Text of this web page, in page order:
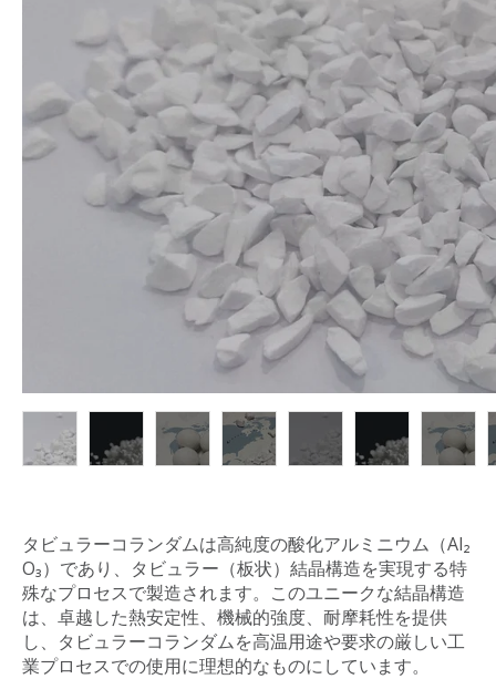
タビュラーコランダムは高純度の酸化アルミニウム（Al₂
O₃）であり、タビュラー（板状）結晶構造を実現する特
殊なプロセスで製造されます。このユニークな結晶構造
は、卓越した熱安定性、機械的強度、耐摩耗性を提供
し、タビュラーコランダムを高温用途や要求の厳しい工
業プロセスでの使用に理想的なものにしています。